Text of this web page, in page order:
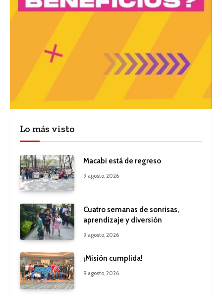
Lo más visto
Macabi está de regreso
9 agosto, 2026
Cuatro semanas de sonrisas,
aprendizaje y diversión
9 agosto, 2026
¡Misión cumplida!
9 agosto, 2026